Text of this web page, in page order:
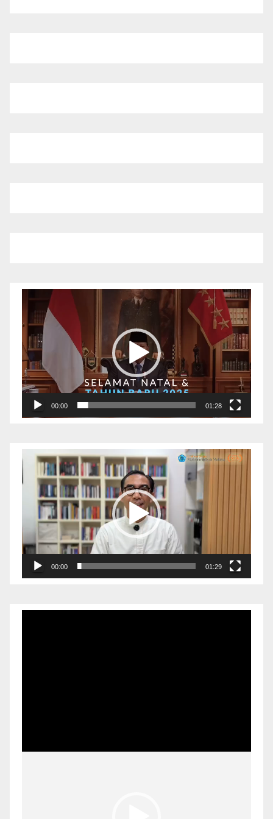
Pemutar
Video
00:00 01:28
Pemutar
Video
00:00 01:29